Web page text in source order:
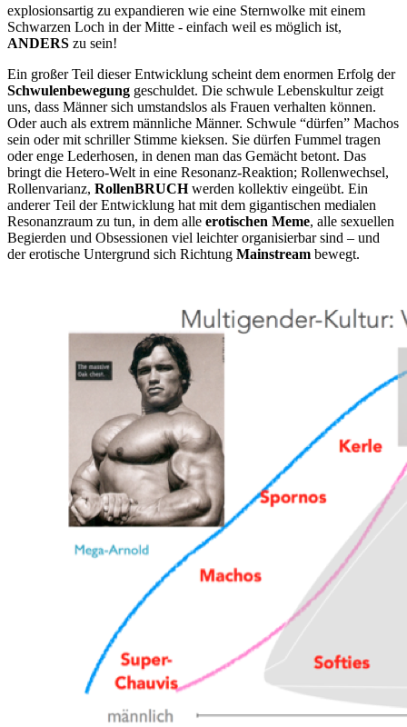
explosionsartig zu expandieren wie eine Sternwolke mit einem
Schwarzen Loch in der Mitte - einfach weil es möglich ist,
ANDERS zu sein!
Ein großer Teil dieser Entwicklung scheint dem enormen Erfolg der
Schwulenbewegung geschuldet. Die schwule Lebenskultur zeigt
uns, dass Männer sich umstandslos als Frauen verhalten können.
Oder auch als extrem männliche Männer. Schwule “dürfen” Machos
sein oder mit schriller Stimme kieksen. Sie dürfen Fummel tragen
oder enge Lederhosen, in denen man das Gemächt betont. Das
bringt die Hetero-Welt in eine Resonanz-Reaktion; Rollenwechsel,
Rollenvarianz, RollenBRUCHwerden kollektiv eingeübt. Ein
anderer Teil der Entwicklung hat mit dem gigantischen medialen
Resonanzraum zu tun, in dem alle erotischen Meme, alle sexuellen
Begierden und Obsessionen viel leichter organisierbar sind – und
der erotische Untergrund sich Richtung Mainstream bewegt.